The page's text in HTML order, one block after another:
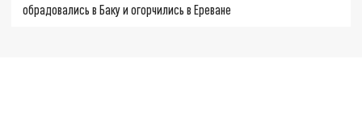
обрадовались в Баку и огорчились в Ереване